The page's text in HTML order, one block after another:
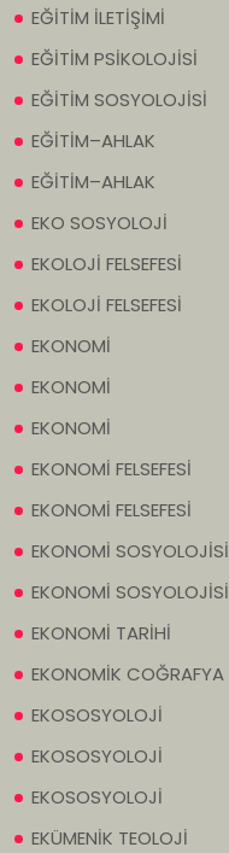
EĞİTİM İLETİŞİMİ
EĞİTİM PSİKOLOJİSİ
EĞİTİM SOSYOLOJİSİ
EĞİTİM–AHLAK
EĞİTİM–AHLAK
EKO SOSYOLOJİ
EKOLOJİ FELSEFESİ
EKOLOJİ FELSEFESİ
EKONOMİ
EKONOMİ
EKONOMİ
EKONOMİ FELSEFESİ
EKONOMİ FELSEFESİ
EKONOMİ SOSYOLOJİSİ
EKONOMİ SOSYOLOJİSİ
EKONOMİ TARİHİ
EKONOMİK COĞRAFYA
EKOSOSYOLOJİ
EKOSOSYOLOJİ
EKOSOSYOLOJİ
EKÜMENİK TEOLOJİ